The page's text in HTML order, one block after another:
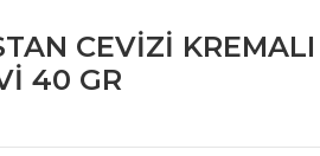
CEVİZİ KREMALI
40 GR